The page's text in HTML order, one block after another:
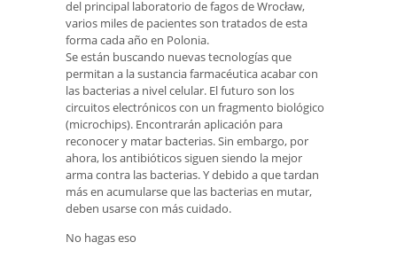
del principal laboratorio de fagos de Wrocław,
varios miles de pacientes son tratados de esta
forma cada año en Polonia.
Se están buscando nuevas tecnologías que
permitan a la sustancia farmacéutica acabar con
las bacterias a nivel celular. El futuro son los
circuitos electrónicos con un fragmento biológico
(microchips). Encontrarán aplicación para
reconocer y matar bacterias. Sin embargo, por
ahora, los antibióticos siguen siendo la mejor
arma contra las bacterias. Y debido a que tardan
más en acumularse que las bacterias en mutar,
deben usarse con más cuidado.
No hagas eso